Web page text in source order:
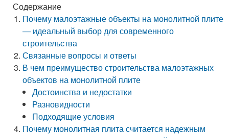
Содержание
Почему малоэтажные объекты на монолитной плите
— идеальный выбор для современного
строительства
Связанные вопросы и ответы
В чем преимущество строительства малоэтажных
объектов на монолитной плите
Достоинства и недостатки
Разновидности
Подходящие условия
Почему монолитная плита считается надежным